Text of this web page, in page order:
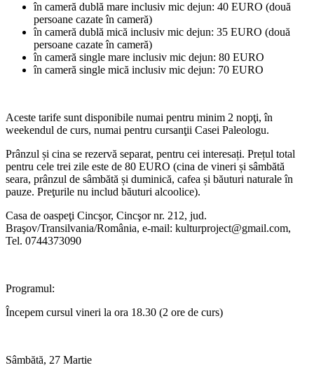
în cameră dublă mare inclusiv mic dejun: 40 EURO (două
persoane cazate în cameră)
în cameră dublă mică inclusiv mic dejun: 35 EURO (două
persoane cazate în cameră)
în cameră single mare inclusiv mic dejun: 80 EURO
în cameră single mică inclusiv mic dejun: 70 EURO
Aceste tarife sunt disponibile numai pentru minim 2 nopţi, în
weekendul de curs, numai pentru cursanţii Casei Paleologu.
Prânzul și cina se rezervă separat, pentru cei interesați. Prețul total
pentru cele trei zile este de 80 EURO (cina de vineri și sâmbătă
seara, prânzul de sâmbătă și duminică, cafea și băuturi naturale în
pauze. Preţurile nu includ băuturi alcoolice).
Casa de oaspeţi Cincşor, Cincşor nr. 212, jud.
Braşov/Transilvania/România, e-mail: kulturproject@gmail.com,
Tel. 0744373090
Programul:
Începem cursul vineri la ora 18.30 (2 ore de curs)
Sâmbătă, 27 Martie